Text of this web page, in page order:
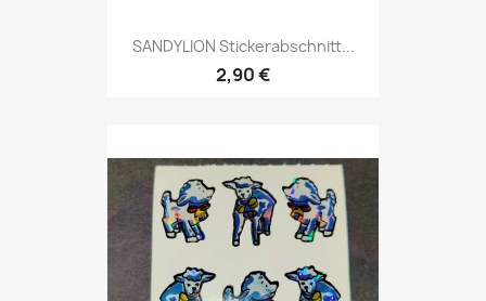
SANDYLION Stickerabschnitt...
2,90 €